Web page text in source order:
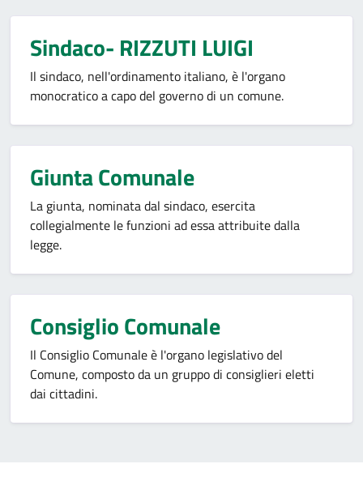
Sindaco- RIZZUTI LUIGI
Il sindaco, nell'ordinamento italiano, è l'organo
monocratico a capo del governo di un comune.
Giunta Comunale
La giunta, nominata dal sindaco, esercita
collegialmente le funzioni ad essa attribuite dalla
legge.
Consiglio Comunale
Il Consiglio Comunale è l'organo legislativo del
Comune, composto da un gruppo di consiglieri eletti
dai cittadini.